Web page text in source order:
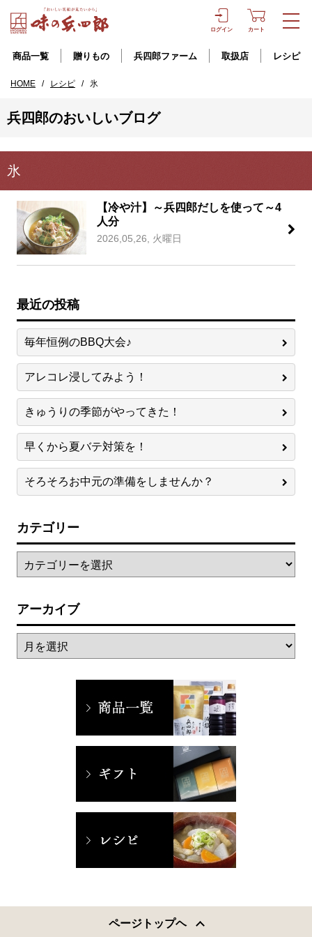
ログイン カート
商品一覧 贈りもの 兵四郎ファーム 取扱店 レシピ
HOME / レシピ / 氷
兵四郎のおいしいブログ
氷
【冷や汁】～兵四郎だしを使って～4
人分
2026,05,26, 火曜日
最近の投稿
毎年恒例のBBQ大会♪
アレコレ浸してみよう！
きゅうりの季節がやってきた！
早くから夏バテ対策を！
そろそろお中元の準備をしませんか？
カテゴリー
アーカイブ
ページトップヘ